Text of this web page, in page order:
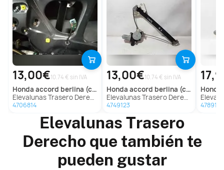
13,00€10.74 € sin IVA
honda accord berlina (cl/cn)
Elevalunas Trasero Derecho Para Honda Accord Berlina
4706814
13,00€10.74 € sin IVA
honda accord berlina (cl/cn)
Elevalunas Trasero Derecho Para Honda Accord Berlina
4749123
honda
Elevalunas
4789172
Elevalunas Trasero
Derecho que también te
pueden gustar